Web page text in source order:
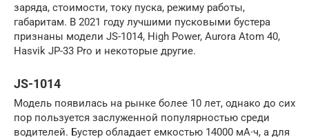
заряда, стоимости, току пуска, режиму работы,
габаритам. В 2021 году лучшими пусковыми бустера
признаны модели JS-1014, High Power, Aurora Atom 40,
Hasvik JP-33 Pro и некоторые другие.
JS-1014
Модель появилась на рынке более 10 лет, однако до сих
пор пользуется заслуженной популярностью среди
водителей. Бустер обладает емкостью 14000 мА∙ч, а для